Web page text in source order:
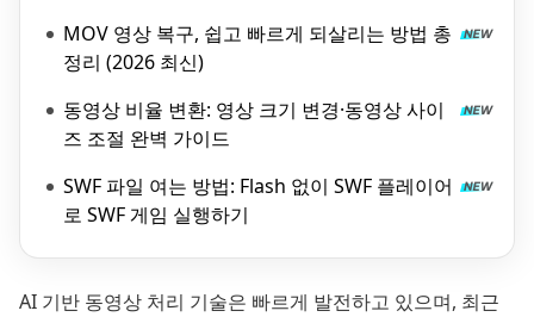
MOV 영상 복구, 쉽고 빠르게 되살리는 방법 총
정리 (2026 최신)
동영상 비율 변환: 영상 크기 변경·동영상 사이
즈 조절 완벽 가이드
SWF 파일 여는 방법: Flash 없이 SWF 플레이어
로 SWF 게임 실행하기
AI 기반 동영상 처리 기술은 빠르게 발전하고 있으며, 최근